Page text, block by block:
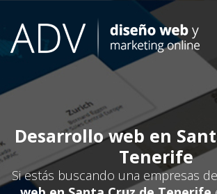
content
Desarrollo web en
Tenerife
Si estás buscando una empresas de